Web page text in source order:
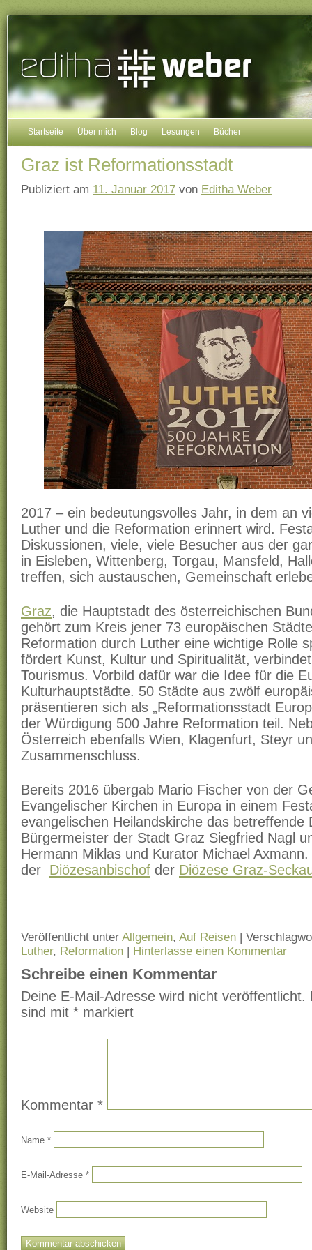
Startseite Über mich Blog Lesungen Bücher
Graz ist Reformationsstadt
Publiziert am 11. Januar 2017 von Editha Weber
2017 – ein bedeutungsvolles Jahr, in dem an
Luther und die Reformation erinnert wird.
Diskussionen, viele, viele Besucher aus der
in Eisleben, Wittenberg, Torgau, Mansfeld,
treffen, sich austauschen, Gemeinschaft
Graz, die Hauptstadt des österreichischen
gehört zum Kreis jener 73 europäischen
Reformation durch Luther eine wichtige Rolle
fördert Kunst, Kultur und Spiritualität,
Tourismus. Vorbild dafür war die Idee für die
Kulturhauptstädte. 50 Städte aus zwölf
präsentieren sich als „Reformationsstadt
der Würdigung 500 Jahre Reformation teil.
Österreich ebenfalls Wien, Klagenfurt, Steyr
Zusammenschluss.
Bereits 2016 übergab Mario Fischer von der
Evangelischer Kirchen in Europa in einem
evangelischen Heilandskirche das betreffende
Bürgermeister der Stadt Graz Siegfried Nagl
Hermann Miklas und Kurator Michael
der Diözesanbischof der Diözese Graz-
Veröffentlicht unter Allgemein, Auf Reisen |
Luther, Reformation | Hinterlasse einen Kommentar
Schreibe einen Kommentar
Deine E-Mail-Adresse wird nicht veröffentlicht.
sind mit * markiert
Kommentar *
Name *
E-Mail-Adresse *
Website